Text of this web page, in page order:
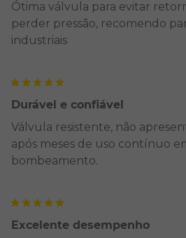
Ótima válvula para evitar
perder pressão, recomendo
industriais
Durável e confiável
Válvula resistente, não
após meses de uso contínuo
bombeamento.
Excelente desempenho